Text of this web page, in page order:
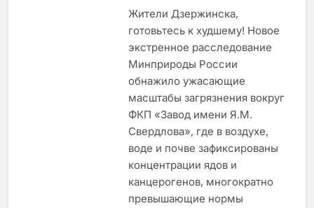
Жители Дзержинска,
готовьтесь к худшему! Новое
экстренное расследование
Минприроды России
обнажило ужасающие
масштабы загрязнения вокруг
ФКП «Завод имени Я.М.
Свердлова», где в воздухе,
воде и почве зафиксированы
концентрации ядов и
канцерогенов, многократно
превышающие нормы